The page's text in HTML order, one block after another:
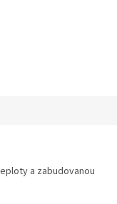
a zabudovanou